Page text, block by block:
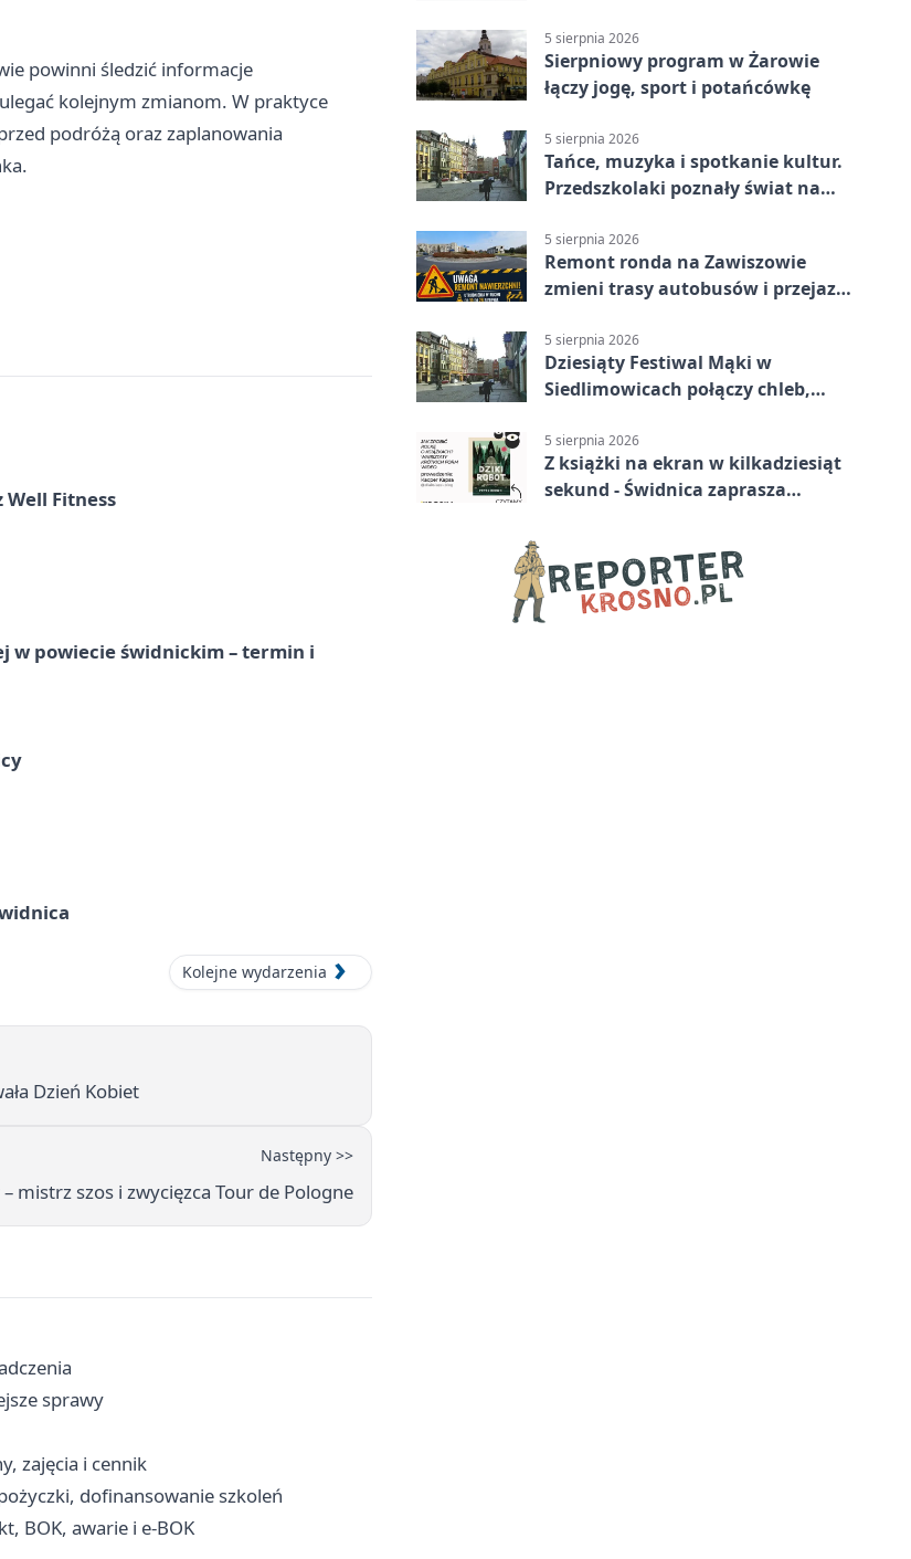
powinni śledzić informacje
kolejnym zmianom. W praktyce
podróżą oraz zaplanowania
Well Fitness
w powiecie świdnickim – termin i
Kolejne wydarzenia
Dzień Kobiet
Następny >>
– mistrz szos i zwycięzca Tour de Pologne
sprawy
zajęcia i cennik
dofinansowanie szkoleń
BOK, awarie i e-BOK
5 sierpnia 2026
Sierpniowy program w Żarowie
łączy jogę, sport i potańcówkę
5 sierpnia 2026
Tańce, muzyka i spotkanie kultur.
Przedszkolaki poznały świat na
5 sierpnia 2026
Remont ronda na Zawiszowie
zmieni trasy autobusów i przejazd
5 sierpnia 2026
Dziesiąty Festiwal Mąki w
Siedlimowicach połączy chleb,
5 sierpnia 2026
Z książki na ekran w kilkadziesiąt
sekund - Świdnica zaprasza